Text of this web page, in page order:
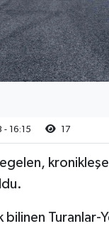
- 16:15 17
Turanlar-